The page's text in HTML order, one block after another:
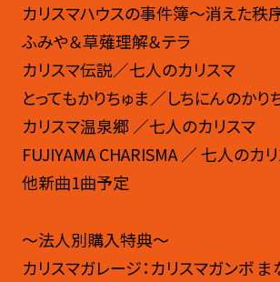
カリスマハウスの事件簿〜消えた秩
ふみや＆草薙理解＆テラ
カリスマ伝説／七人のカリスマ
とってもかりちゅま／しちにんのかり
カリスマ温泉郷 ／七人のカリスマ
FUJIYAMA CHARISMA ／ 七人のカ
他新曲1曲予定
～法人別購入特典～
カリスマガレージ：カリスマガンボ